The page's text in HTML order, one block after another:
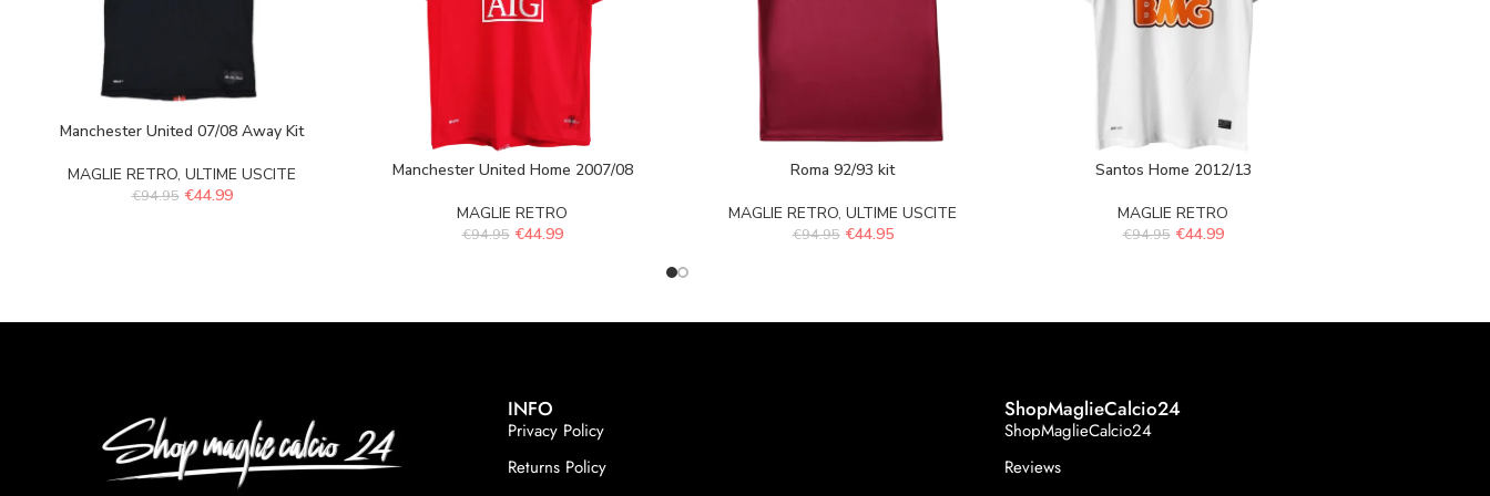
Manchester United 07/08 Away Kit
MAGLIE RETRO, ULTIME USCITE
€94.95 €44.99
Manchester United Home 2007/08
MAGLIE RETRO
€94.95 €44.99
Roma 92/93 kit
MAGLIE RETRO, ULTIME USCITE
€94.95 €44.95
Santos Home 2012/13
MAGLIE RETRO
€94.95 €44.99
INFO
Privacy Policy
Returns Policy
ShopMaglieCalcio24
ShopMaglieCalcio24
Reviews